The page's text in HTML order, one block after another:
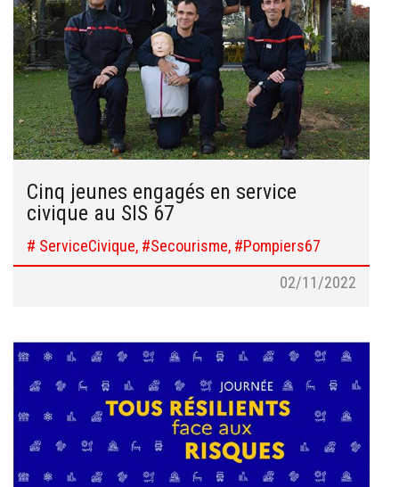
Cinq jeunes engagés en service
civique au SIS 67
# ServiceCivique, #Secourisme, #Pompiers67
02/11/2022